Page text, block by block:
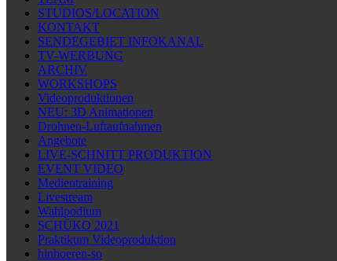
STUDIOS/LOCATION
KONTAKT
SENDEGEBIET INFOKANAL
TV-WERBUNG
ARCHIV
WORKSHOPS
Videoproduktionen
NEU: 3D Animationen
Drohnen-Luftaufnahmen
Angebote
LIVE-SCHNITT PRODUKTION
EVENT VIDEO
Medientraining
Livestream
Wahlpodium
SCHÜKO 2021
Praktikum Videoproduktion
hinhoeren-so